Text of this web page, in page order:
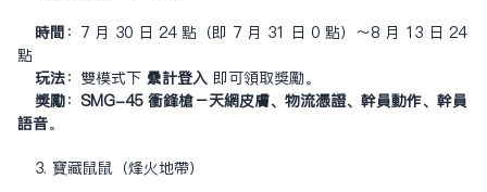
時間 ：7 月 30 日 24 點（即 7 月 31 日 0 點）～8 月 13 日 24
點
玩法：雙模式下 累計登入 即可領取獎勵。
獎勵： SMG-45 衝鋒槍－天網皮膚、物流憑證、幹員動作、幹員
語音。
3. 寶藏鼠鼠（烽火地帶）